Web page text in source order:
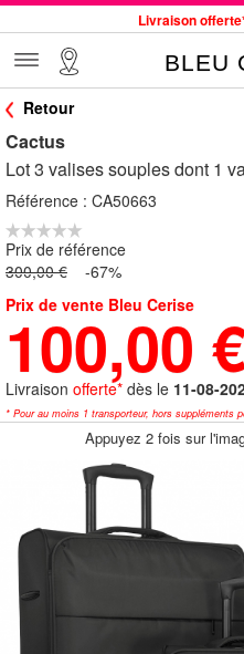
Livraison
Commande avant 12h
Jusqu'à -75% sur le
Samsonite, Delsey, American
BLEU
Retour
Cactus
Lot 3 valises souples dont 1
Référence : CA50663
Prix de référence
300,00 € -67%
Prix de vente Bleu Cerise
100,00
Livraison offerte* dès le 11-08-
* Pour au moins 1 transporteur, hors suppléments
Appuyez 2 fois sur